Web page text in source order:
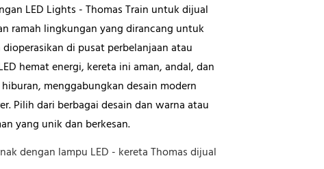
LED Lights - Thomas Train untuk dijual
ramah lingkungan yang dirancang untuk
di pusat perbelanjaan atau
hemat energi, kereta ini aman, andal, dan
menggabungkan desain modern
Pilih dari berbagai desain dan warna atau
yang unik dan berkesan.
dengan lampu LED - kereta Thomas dijual